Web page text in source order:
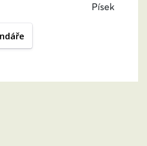
Písek